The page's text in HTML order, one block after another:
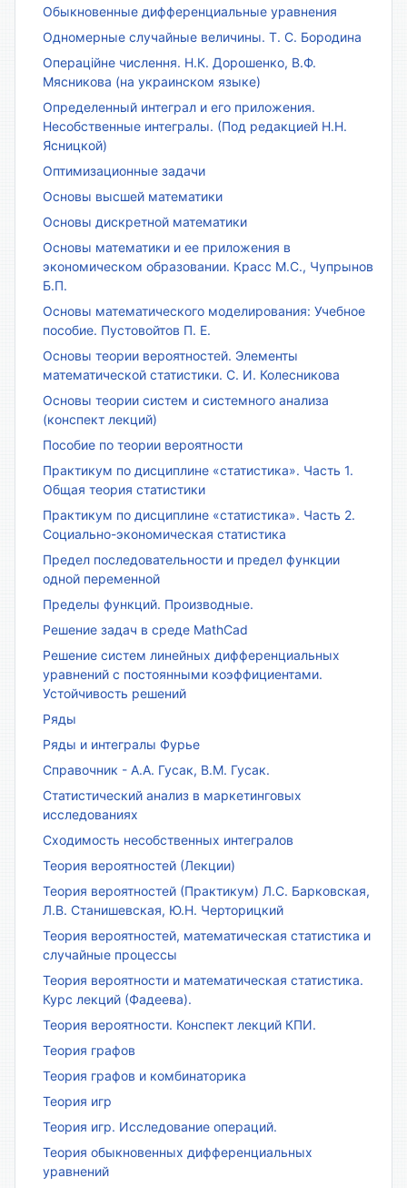
Обыкновенные дифференциальные уравнения
Одномерные случайные величины. Т. С. Бородина
Операційне числення. Н.К. Дорошенко, В.Ф.
Мясникова (на украинском языке)
Определенный интеграл и его приложения.
Несобственные интегралы. (Под редакцией Н.Н.
Ясницкой)
Оптимизационные задачи
Основы высшей математики
Основы дискретной математики
Основы математики и ее приложения в
экономическом образовании. Красс М.С., Чупрынов
Б.П.
Основы математического моделирования: Учебное
пособие. Пустовойтов П. Е.
Основы теории вероятностей. Элементы
математической статистики. С. И. Колесникова
Основы теории систем и системного анализа
(конспект лекций)
Пособие по теории вероятности
Практикум по дисциплине «статистика». Часть 1.
Общая теория статистики
Практикум по дисциплине «статистика». Часть 2.
Социально-экономическая статистика
Предел последовательности и предел функции
одной переменной
Пределы функций. Производные.
Решение задач в среде MathCad
Решение систем линейных дифференциальных
уравнений с постоянными коэффициентами.
Устойчивость решений
Ряды
Ряды и интегралы Фурье
Справочник - А.А. Гусак, В.М. Гусак.
Статистический анализ в маркетинговых
исследованиях
Сходимость несобственных интегралов
Теория вероятностей (Лекции)
Теория вероятностей (Практикум) Л.С. Барковская,
Л.В. Станишевская, Ю.Н. Черторицкий
Теория вероятностей, математическая статистика и
случайные процессы
Теория вероятности и математическая статистика.
Курс лекций (Фадеева).
Теория вероятности. Конспект лекций КПИ.
Теория графов
Теория графов и комбинаторика
Теория игр
Теория игр. Исследование операций.
Теория обыкновенных дифференциальных
уравнений